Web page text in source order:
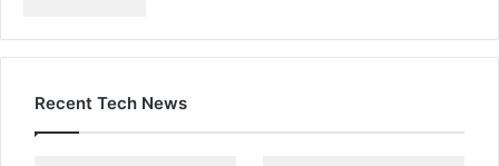
Recent Tech News